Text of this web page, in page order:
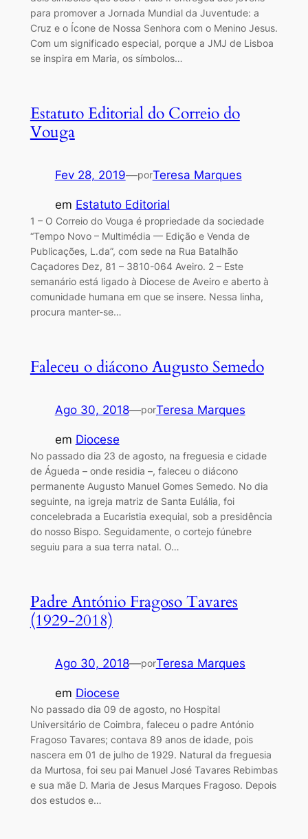
para promover a Jornada Mundial da Juventude: a
Cruz e o Ícone de Nossa Senhora com o Menino Jesus.
Com um significado especial, porque a JMJ de Lisboa
se inspira em Maria, os símbolos…
Estatuto Editorial do Correio do
Vouga
Fev 28, 2019—porTeresa Marques
em Estatuto Editorial
1 – O Correio do Vouga é propriedade da sociedade
“Tempo Novo – Multimédia — Edição e Venda de
Publicações, L.da”, com sede na Rua Batalhão
Caçadores Dez, 81 – 3810-064 Aveiro. 2 – Este
semanário está ligado à Diocese de Aveiro e aberto à
comunidade humana em que se insere. Nessa linha,
procura manter-se…
Faleceu o diácono Augusto Semedo
Ago 30, 2018—porTeresa Marques
em Diocese
No passado dia 23 de agosto, na freguesia e cidade
de Águeda – onde residia –, faleceu o diácono
permanente Augusto Manuel Gomes Semedo. No dia
seguinte, na igreja matriz de Santa Eulália, foi
concelebrada a Eucaristia exequial, sob a presidência
do nosso Bispo. Seguidamente, o cortejo fúnebre
seguiu para a sua terra natal. O…
Padre António Fragoso Tavares
(1929-2018)
Ago 30, 2018—porTeresa Marques
em Diocese
No passado dia 09 de agosto, no Hospital
Universitário de Coimbra, faleceu o padre António
Fragoso Tavares; contava 89 anos de idade, pois
nascera em 01 de julho de 1929. Natural da freguesia
da Murtosa, foi seu pai Manuel José Tavares Rebimbas
e sua mãe D. Maria de Jesus Marques Fragoso. Depois
dos estudos e…